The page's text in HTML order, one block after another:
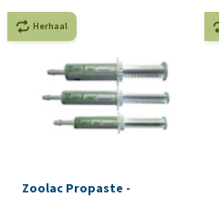
Herhaal
Zoolac Propaste -